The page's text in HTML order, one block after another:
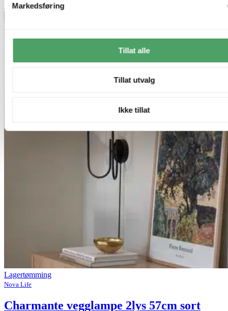
Markedsføring
Tillat alle
Tillat utvalg
Ikke tillat
70%
Lagertømming
Nova Life
Charmante vegglampe 2lys 57cm sort